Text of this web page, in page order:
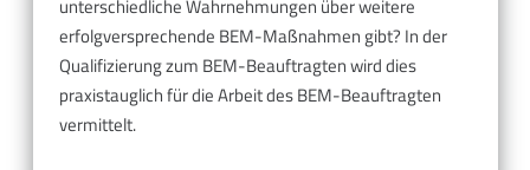
unterschiedliche Wahrnehmungen über weitere
erfolgversprechende BEM-Maßnahmen gibt? In der
Qualifizierung zum BEM-Beauftragten wird dies
praxistauglich für die Arbeit des BEM-Beauftragten
vermittelt.